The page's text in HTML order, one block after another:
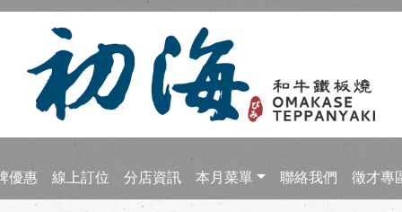
優惠 線上訂位 分店資訊 本月菜單 聯絡我們 徵才專